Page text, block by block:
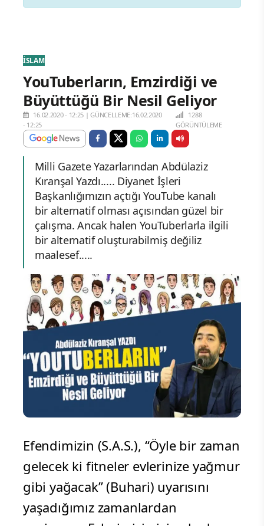
İSLAM
YouTuberların, Emzirdiği ve
Büyüttüğü Bir Nesil Geliyor
16.02.2020 - 12:25 |GÜNCELLEME:16.02.2020
- 12:25
1288
GÖRÜNTÜLEME
Milli Gazete Yazarlarından Abdülaziz
Kıranşal Yazdı..... Diyanet İşleri
Başkanlığımızın açtığı YouTube kanalı
bir alternatif olması açısından güzel bir
çalışma. Ancak halen YouTuberlarla ilgili
bir alternatif oluşturabilmiş değiliz
maalesef.....
Efendimizin (S.A.S.), “Öyle bir zaman
gelecek ki fitneler evlerinize yağmur
gibi yağacak” (Buhari) uyarısını
yaşadığımız zamanlardan